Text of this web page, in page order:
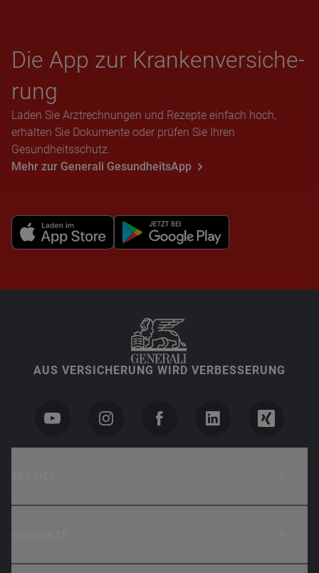
Die App zur Kran­ken­ver­si­che­
rung
Laden Sie Arztrechnungen und Rezepte einfach hoch,
erhalten Sie Dokumente oder prüfen Sie Ihren
Gesundheitsschutz.
Mehr zur Generali GesundheitsApp
AUS VERSICHERUNG WIRD VERBESSERUNG